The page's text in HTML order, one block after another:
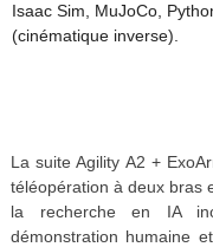
Isaac Sim, MuJoCo,
(cinématique inverse).
La suite Agility A2 +
téléopération à deux bras
la recherche en IA
démonstration humaine